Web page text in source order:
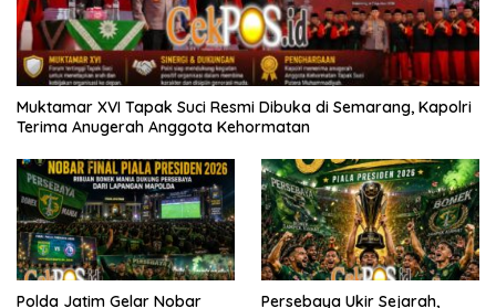
Muktamar XVI Tapak Suci Resmi Dibuka di Semarang, Kapolri
Terima Anugerah Anggota Kehormatan
Polda Jatim Gelar Nobar
Persebaya Ukir Sejarah,